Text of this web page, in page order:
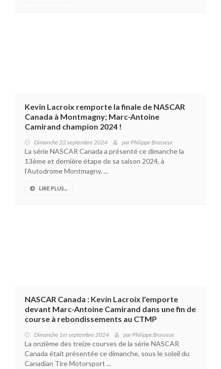
Kevin Lacroix remporte la finale de NASCAR
Canada à Montmagny; Marc-Antoine
Camirand champion 2024 !
Dimanche 22 septembre 2024 parPhilippe Brasseur
La série NASCAR Canada a présenté ce dimanche la
13ème et dernière étape de sa saison 2024, à
l’Autodrome Montmagny. ...
LIRE PLUS...
NASCAR Canada : Kevin Lacroix l'emporte
devant Marc-Antoine Camirand dans une fin de
course à rebondissements au CTMP
Dimanche 1er septembre 2024 parPhilippe Brasseur
La onzième des treize courses de la série NASCAR
Canada était présentée ce dimanche, sous le soleil du
Canadian Tire Motorsport ...